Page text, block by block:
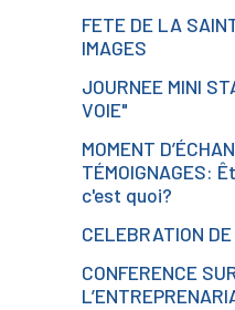
FETE DE LA
IMAGES
JOURNEE MINI
VOIE"
MOMENT
TÉMOIGNAGES:
c'est quoi?
CELEBRATION
CONFERENCE